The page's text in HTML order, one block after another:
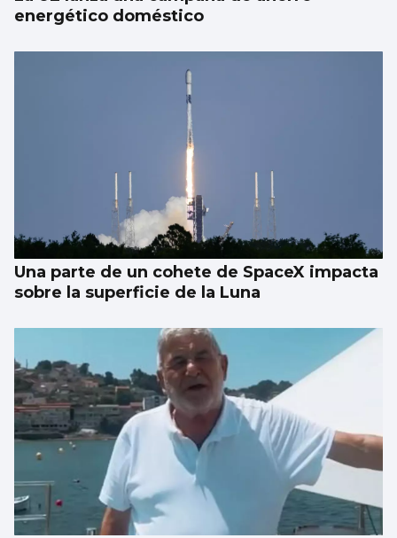
energético doméstico
Una parte de un cohete de SpaceX impacta
sobre la superficie de la Luna